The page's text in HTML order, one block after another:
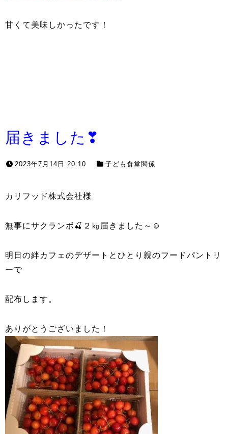
甘くて美味しかったです！
届きました❣
2023年7月14日 20:10 子ども食堂関係
カリフッド株式会社様
無事にサクランボ🍒２㎏届きました～☺
明日の絆カフェのデザートとひとり親のフードパントリ
ーで
配布します。
ありがとうございました！